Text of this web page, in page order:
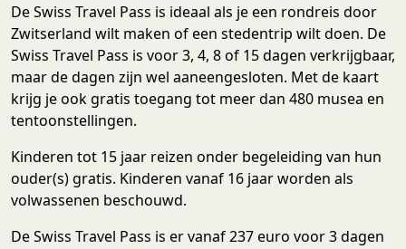
De Swiss Travel Pass is ideaal als je een rondreis door
Zwitserland wilt maken of een stedentrip wilt doen. De
Swiss Travel Pass is voor 3, 4, 8 of 15 dagen verkrijgbaar,
maar de dagen zijn wel aaneengesloten. Met de kaart
krijg je ook gratis toegang tot meer dan 480 musea en
tentoonstellingen.
Kinderen tot 15 jaar reizen onder begeleiding van hun
ouder(s) gratis. Kinderen vanaf 16 jaar worden als
volwassenen beschouwd.
De Swiss Travel Pass is er vanaf 237 euro voor 3 dagen